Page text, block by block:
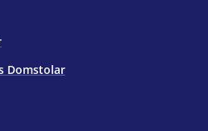
Domstolar